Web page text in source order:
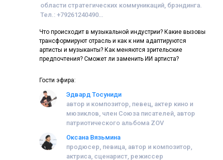
области стратегических коммуникаций, брэндинга.
Тел.: +79261240490
https://vk.com/nvstovskayaНаталия Встовская,
журналист, политолог, эксперт в
области стратегических коммуникаций, брэндинга.
Тел.: +79261240490
https://vk.com/nvstovskaya
Что происходит в музыкальной индустрии? Какие вызовы
трансформируют отрасль и как к ним адаптируются
артисты и музыканты? Как меняются зрительские
предпочтения? Сможет ли заменить ИИ артиста?
Гости эфира:
Эдвард Тосуниди
автор и композитор, певец, актер кино и
мюзиклов, член Союза писателей, автор
патриотического альбома ZOV
Оксана Вязьмина
продюсер, певица, автор и композитор,
актриса, сценарист, режиссер